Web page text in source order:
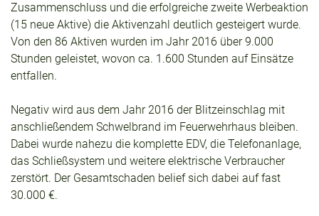
Zusammenschluss und die erfolgreiche zweite Werbeaktion
(15 neue Aktive) die Aktivenzahl deutlich gesteigert wurde.
Von den 86 Aktiven wurden im Jahr 2016 über 9.000
Stunden geleistet, wovon ca. 1.600 Stunden auf Einsätze
entfallen.
Negativ wird aus dem Jahr 2016 der Blitzeinschlag mit
anschließendem Schwelbrand im Feuerwehrhaus bleiben.
Dabei wurde nahezu die komplette EDV, die Telefonanlage,
das Schließsystem und weitere elektrische Verbraucher
zerstört. Der Gesamtschaden belief sich dabei auf fast
30.000 €.